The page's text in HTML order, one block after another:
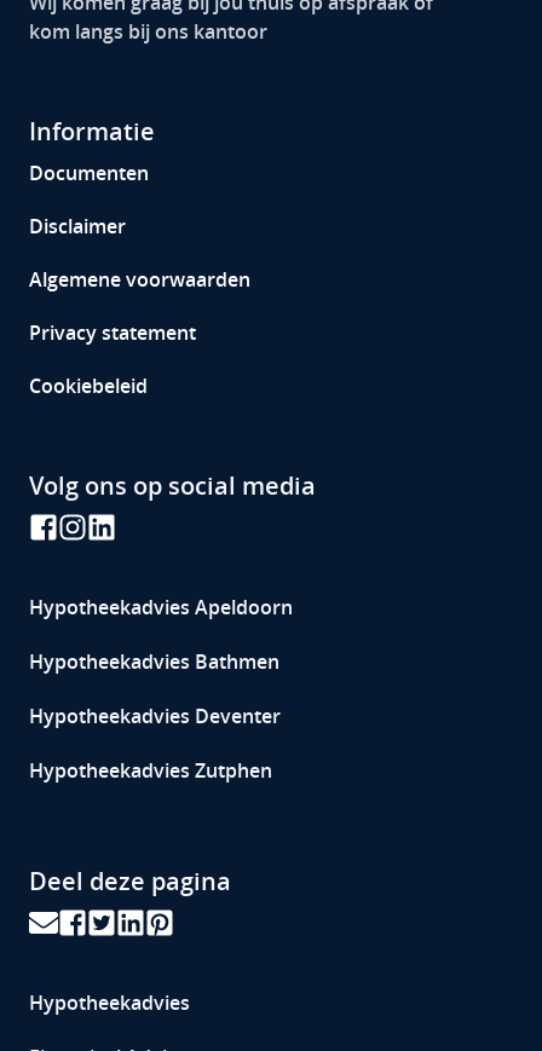
kom langs bij ons kantoor
Informatie
Documenten
Disclaimer
Algemene voorwaarden
Privacy statement
Cookiebeleid
Volg ons op social media
Hypotheekadvies Apeldoorn
Hypotheekadvies Bathmen
Hypotheekadvies Deventer
Hypotheekadvies Zutphen
Deel deze pagina
Hypotheekadvies